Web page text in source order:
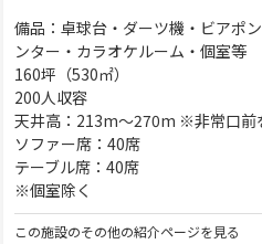
備品：卓球台・ダーツ機・ビアポ
ンター・カラオケルーム・個室等
160坪（530㎡）
200人収容
天井高：213m～270m ※非常口前
ソファー席：40席
テーブル席：40席
※個室除く
この施設のその他の紹介ページを見る